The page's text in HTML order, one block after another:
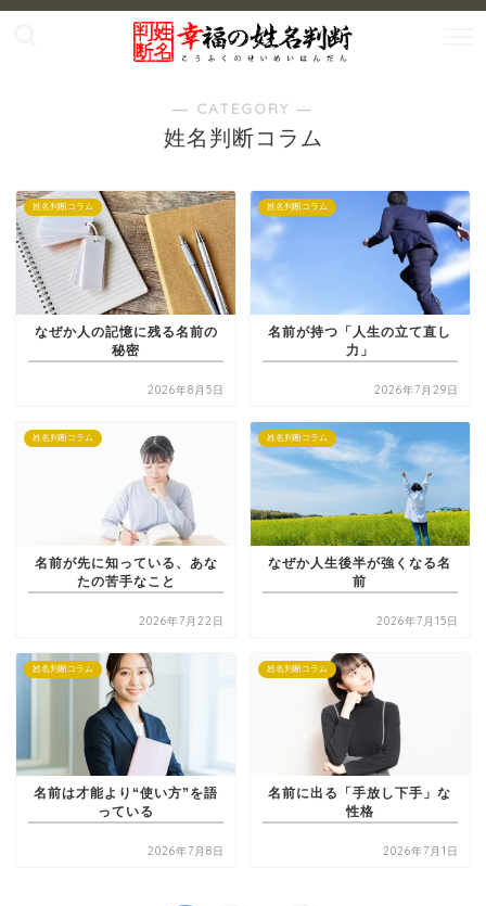
― CATEGORY ―
姓名判断コラム
姓名判断コラム
なぜか人の記憶に残る名前の
秘密
2026年8月5日
姓名判断コラム
名前が持つ「人生の立て直し
力」
2026年7月29日
姓名判断コラム
名前が先に知っている、あな
たの苦手なこと
2026年7月22日
姓名判断コラム
なぜか人生後半が強くなる名
前
2026年7月15日
姓名判断コラム
名前は才能より“使い方”を語
っている
2026年7月8日
姓名判断コラム
名前に出る「手放し下手」な
性格
2026年7月1日